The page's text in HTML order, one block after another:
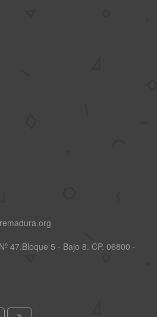
47,Bloque 5 - Bajo 8. CP. 06800 -